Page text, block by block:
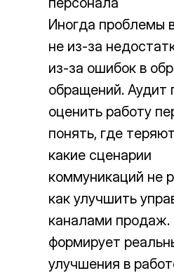
Иногда проблемы
не из-за
из-за ошибок в
обращений. Аудит
оценить работу
понять, где
какие сценарии
коммуникаций не
как улучшить
каналами
формирует
улучшения в